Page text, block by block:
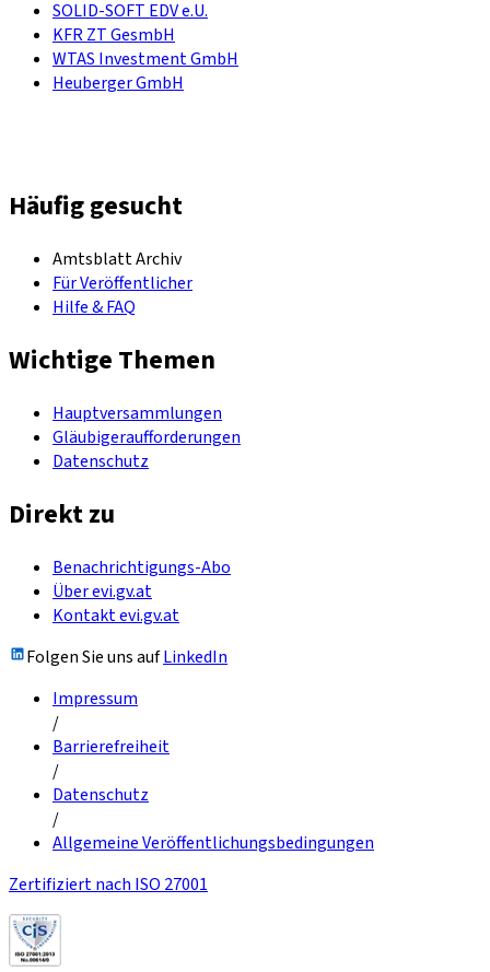
SOLID-SOFT EDV e.U.
KFR ZT GesmbH
WTAS Investment GmbH
Heuberger GmbH
Häufig gesucht
Amtsblatt Archiv
Für Veröffentlicher
Hilfe & FAQ
Wichtige Themen
Hauptversammlungen
Gläubigeraufforderungen
Datenschutz
Direkt zu
Benachrichtigungs-Abo
Über evi.gv.at
Kontakt evi.gv.at
Folgen Sie uns aufLinkedIn
Impressum
/
Barrierefreiheit
/
Datenschutz
/
Allgemeine Veröffentlichungsbedingungen
Zertifiziert nach ISO 27001